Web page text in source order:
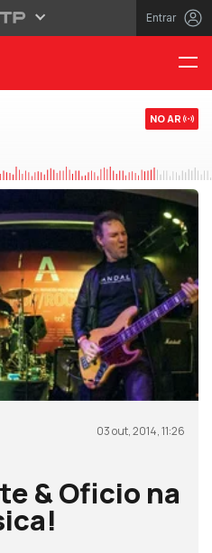
Entrar
NO AR
03 out, 2014, 11:26
& Oficio na